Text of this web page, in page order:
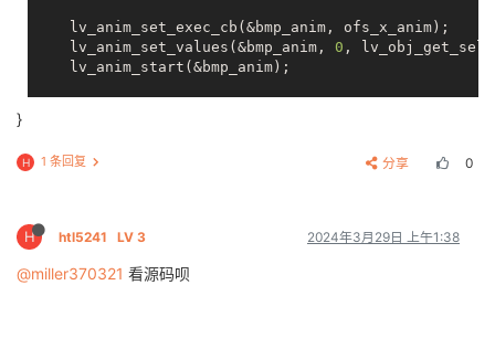
    lv_anim_set_exec_cb(&bmp_anim, ofs_x_anim);
    lv_anim_set_values(&bmp_anim,
0 ,
    lv_anim_start(&bmp_anim);
}
H 1 条回复 分享 0
H htl5241 LV 3 2024年3月29日 上午1:38
@miller370321 看源码呗